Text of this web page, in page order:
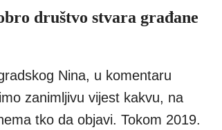
društvo stvara građane
Nina, u komentaru
zanimljivu vijest kakvu, na
tko da objavi. Tokom 2019.